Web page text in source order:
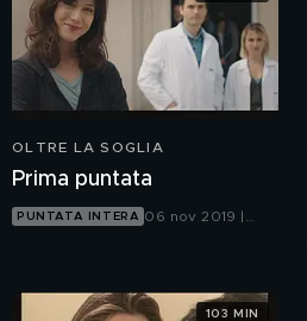
OLTRE LA SOGLIA
Prima puntata
PUNTATA INTERA 06 nov 2019 |
103 MIN